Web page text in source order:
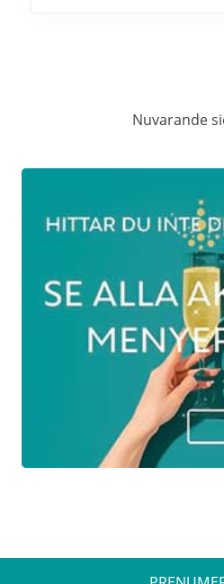
Krämig svampsoppa
kantareller och
HUVUDRÄTT
Stekt hjortbogfilé med
potatiskrokett,
pumpa, tryffelsmör,
Nuvarande